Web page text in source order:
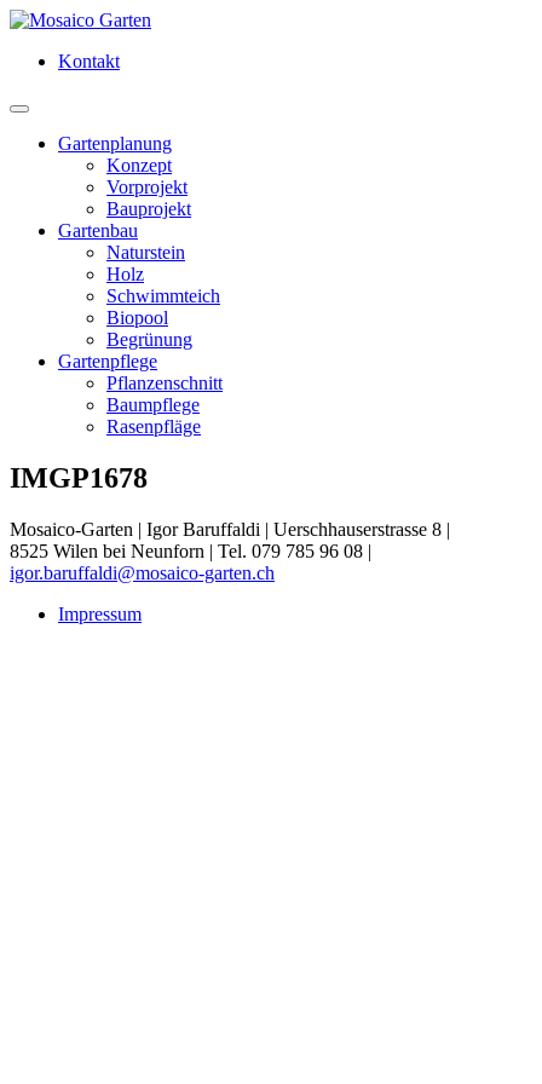
Kontakt
Gartenplanung
Konzept
Vorprojekt
Bauprojekt
Gartenbau
Naturstein
Holz
Schwimmteich
Biopool
Begrünung
Gartenpflege
Pflanzenschnitt
Baumpflege
Rasenpfläge
IMGP1678
Mosaico-Garten | Igor Baruffaldi | Uerschhauserstrasse 8 |
8525 Wilen bei Neunforn | Tel. 079 785 96 08 |
igor.baruffaldi@mosaico-garten.ch
Impressum